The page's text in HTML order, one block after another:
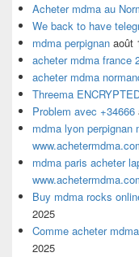
Acheter mdma au
We back to have
mdma perpignan août
acheter mdma france
acheter mdma
Threema
Problem avec +34666
mdma lyon perpignan
mdma paris acheter
Buy mdma rocks
2025
Comme acheter
2025